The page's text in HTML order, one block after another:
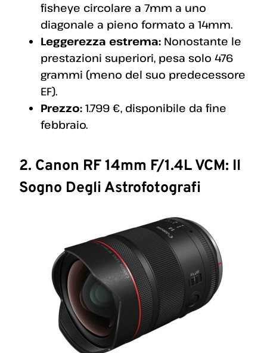
fisheye circolare a 7mm a uno
diagonale a pieno formato a 14mm.
Leggerezza estrema: Nonostante le
prestazioni superiori, pesa solo 476
grammi (meno del suo predecessore
EF).
Prezzo: 1.799 €, disponibile da fine
febbraio.
2. Canon RF 14mm F/1.4L VCM: Il
Sogno Degli Astrofotografi